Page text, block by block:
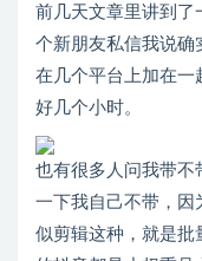
前几天文章里讲到了
个新朋友私信我说确
在几个平台上加在一
好几个小时。
也有很多人问我带不
一下我自己不带，因
似剪辑这种，就是批